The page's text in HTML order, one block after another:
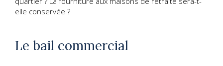
elle conservée ?
Le bail commercial